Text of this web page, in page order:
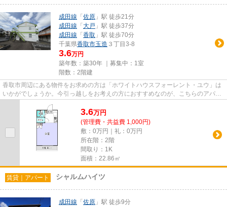
成田線 「 佐原 」駅 徒歩21分
成田線 「 大戸 」駅 徒歩37分
成田線 「 香取 」駅 徒歩70分
千葉県香取市玉造 ３丁目3-8
3.6万円
築年数：築30年 ｜募集中： 1室
階数：2階建
香取市周辺にある物件をお求めの方は「ホワイトハウスフォーレント・ユウ」は
いかがでしょうか。今引っ越しをお考えの方におすすめなのが、こちらのアパー
3.6万円
(管理費・共益費 1,000円)
敷：0万円｜礼：0万円
所在階：2階
間取り：1K
面積：22.86㎡
賃貸｜アパート シャルムハイツ
成田線 「 佐原 」駅 徒歩9分